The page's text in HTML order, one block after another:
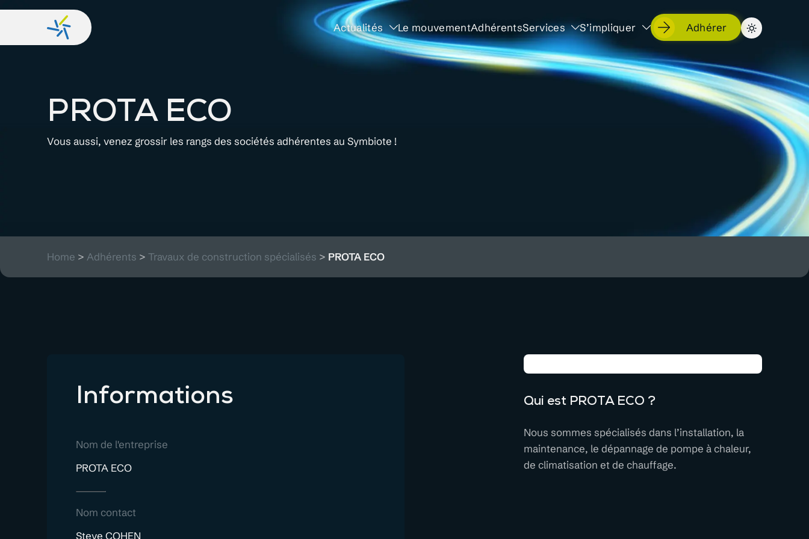
Actualités Le mouvementAdhérentsServices S’impliquer Adhérer
PROTA ECO
Vous aussi, venez grossir les rangs des sociétés adhérentes au Symbiote !
Home > Adhérents > Travaux de construction spécialisés > PROTA ECO
Informations
Nom de l'entreprise
PROTA ECO
Nom contact
Steve COHEN
Qui est PROTA ECO ?
Nous sommes spécialisés dans l’installation, la
maintenance, le dépannage de pompe à chaleur,
de climatisation et de chauffage.